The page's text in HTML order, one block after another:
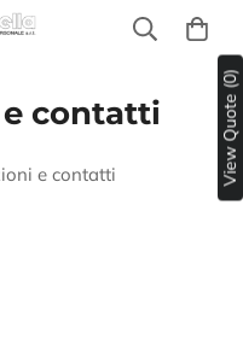
contatti
e contatti View Quote (0)